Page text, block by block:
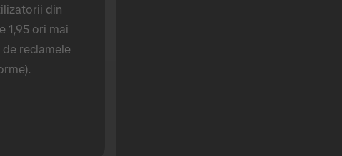
din
1,95 ori mai
reclamele